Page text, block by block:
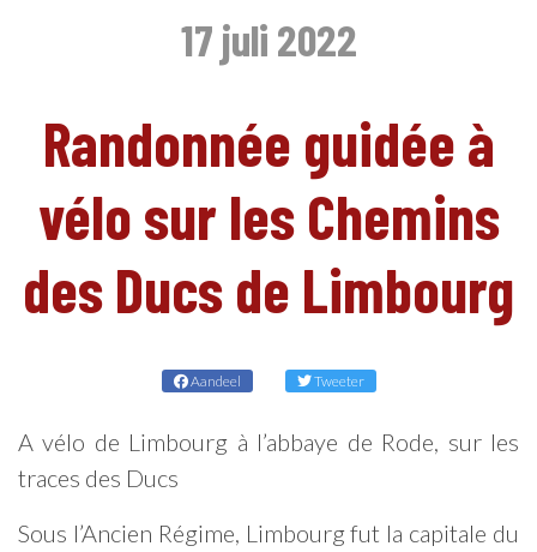
17 juli 2022
Randonnée guidée à
vélo sur les Chemins
des Ducs de Limbourg
Aandeel Tweeter
A vélo de Limbourg à l’abbaye de Rode, sur les
traces des Ducs
Sous l’Ancien Régime, Limbourg fut la capitale du